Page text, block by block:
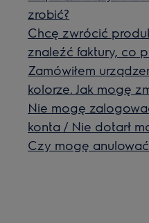
zrobić?
Chcę zwrócić
znaleźć faktury, co
Zamówiłem
kolorze. Jak mogę
Nie mogę
konta / Nie dotarł
Czy mogę